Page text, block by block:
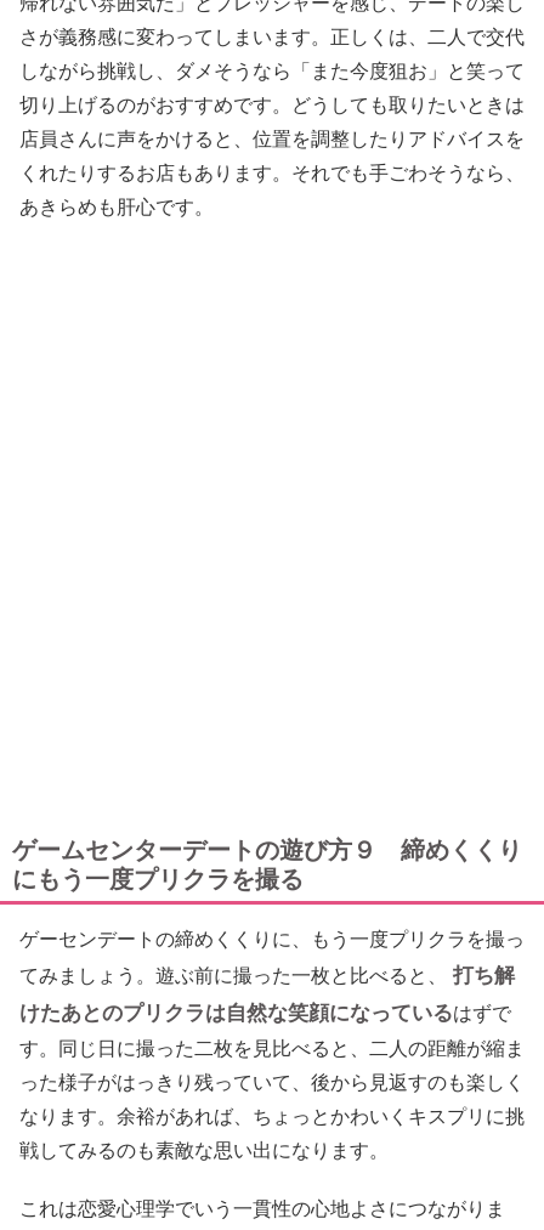
さが義務感に変わってしまいます。正しくは、二人で交代
しながら挑戦し、ダメそうなら「また今度狙お」と笑って
切り上げるのがおすすめです。どうしても取りたいときは
店員さんに声をかけると、位置を調整したりアドバイスを
くれたりするお店もあります。それでも手ごわそうなら、
あきらめも肝心です。
ゲームセンターデートの遊び方９ 締めくくり
にもう一度プリクラを撮る
ゲーセンデートの締めくくりに、もう一度プリクラを撮っ
てみましょう。遊ぶ前に撮った一枚と比べると、
打ち解
けたあとのプリクラは自然な笑顔になっているはずで
す。同じ日に撮った二枚を見比べると、二人の距離が縮ま
った様子がはっきり残っていて、後から見返すのも楽しく
なります。余裕があれば、ちょっとかわいくキスプリに挑
戦してみるのも素敵な思い出になります。
これは恋愛心理学でいう一貫性の心地よさにつながりま